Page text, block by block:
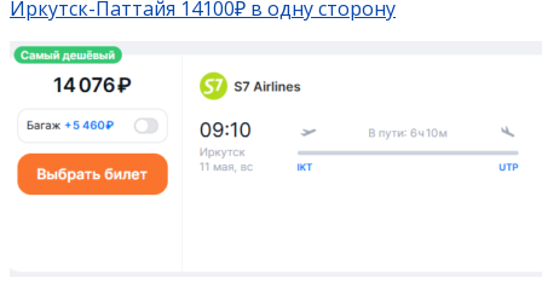
Иркутск-Паттайя 14100₽ в одну сторону